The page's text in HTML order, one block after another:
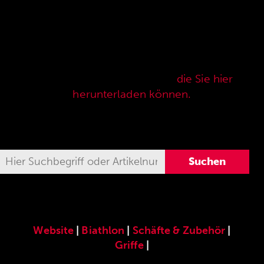
die Sie hier
herunterladen können.
Website Biathlon Schäfte & Zubehör
Griffe|